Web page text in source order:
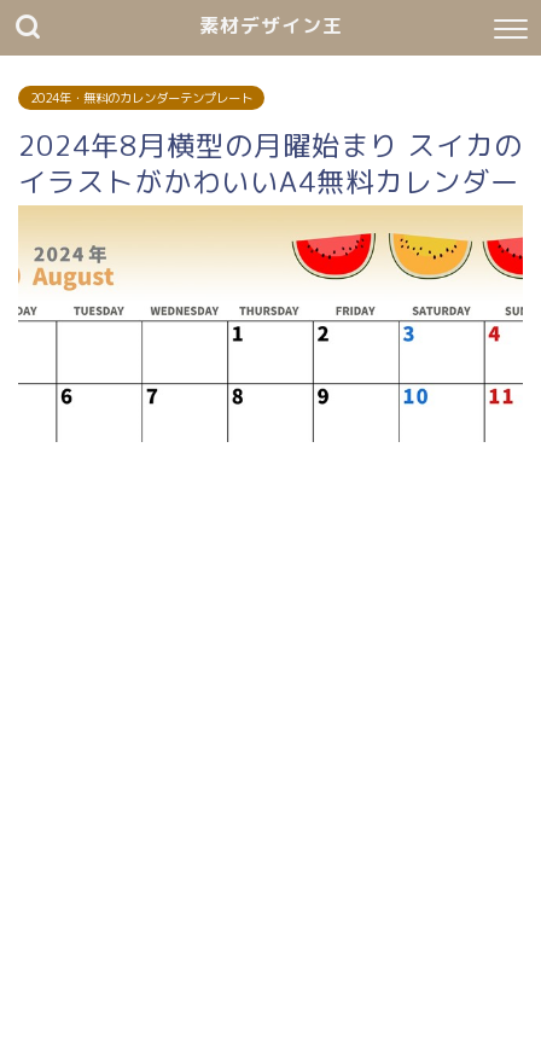
素材デザイン王
2024年・無料のカレンダーテンプレート
2024年8月横型の月曜始まり スイカの
イラストがかわいいA4無料カレンダー